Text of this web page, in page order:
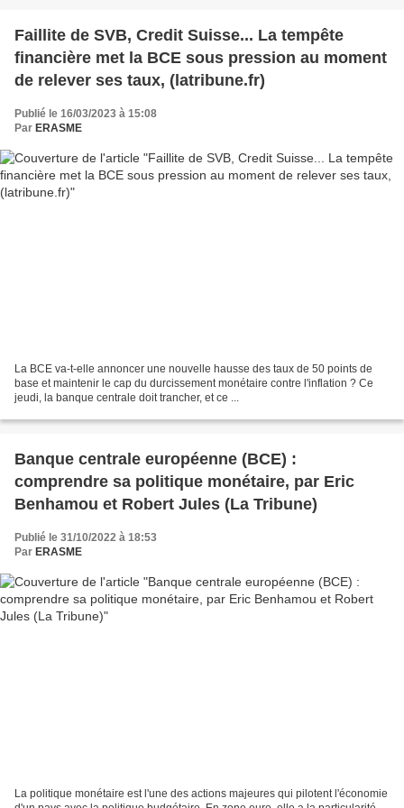
Faillite de SVB, Credit Suisse... La tempête
financière met la BCE sous pression au moment
de relever ses taux, (latribune.fr)
Publié le 16/03/2023 à 15:08
Par ERASME
La BCE va-t-elle annoncer une nouvelle hausse des taux de 50 points de
base et maintenir le cap du durcissement monétaire contre l'inflation ? Ce
jeudi, la banque centrale doit trancher, et ce ...
Banque centrale européenne (BCE) :
comprendre sa politique monétaire, par Eric
Benhamou et Robert Jules (La Tribune)
Publié le 31/10/2022 à 18:53
Par ERASME
La politique monétaire est l'une des actions majeures qui pilotent l'économie